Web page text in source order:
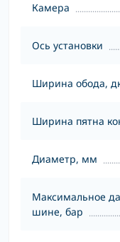
Камера
Ось установки
Ширина обода,
Ширина пятна
Диаметр, мм
Максимальное
шине, бар